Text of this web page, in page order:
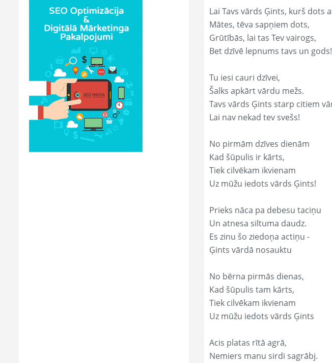
Lai Tavs vārds Ģints, kurš dots
Mātes, tēva sapņiem dots,
Grūtībās, lai tas Tev vairogs,
Bet dzīvē lepnums tavs un
Tu iesi cauri dzīvei,
Šalks apkārt vārdu mežs.
Tavs vārds Ģints starp citiem
Lai nav nekad tev svešs!
No pirmām dzīves dienām
Kad šūpulis ir kārts,
Tiek cilvēkam ikvienam
Uz mūžu iedots vārds Ģints!
Prieks nāca pa debesu taciņu
Un atnesa siltuma daudz.
Es zinu šo ziedoņa actiņu -
Ģints vārdā nosauktu
No bērna pirmās dienas,
Kad šūpulis tam kārts,
Tiek cilvēkam ikvienam
Uz mūžu iedots vārds Ģints
Acis platas rītā agrā,
Nemiers manu sirdi sagrābj.